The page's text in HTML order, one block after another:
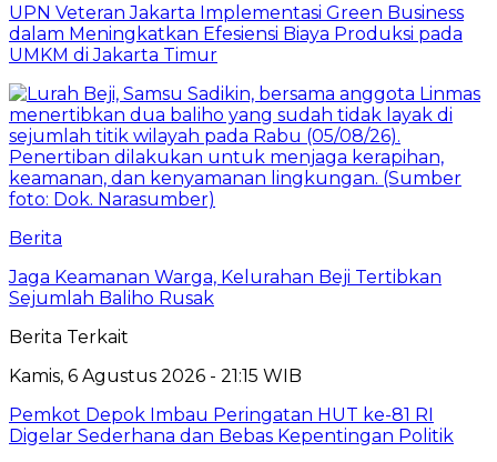
UPN Veteran Jakarta Implementasi Green Business
dalam Meningkatkan Efesiensi Biaya Produksi pada
UMKM di Jakarta Timur
Berita
Jaga Keamanan Warga, Kelurahan Beji Tertibkan
Sejumlah Baliho Rusak
Berita Terkait
Kamis, 6 Agustus 2026 - 21:15 WIB
Pemkot Depok Imbau Peringatan HUT ke-81 RI
Digelar Sederhana dan Bebas Kepentingan Politik